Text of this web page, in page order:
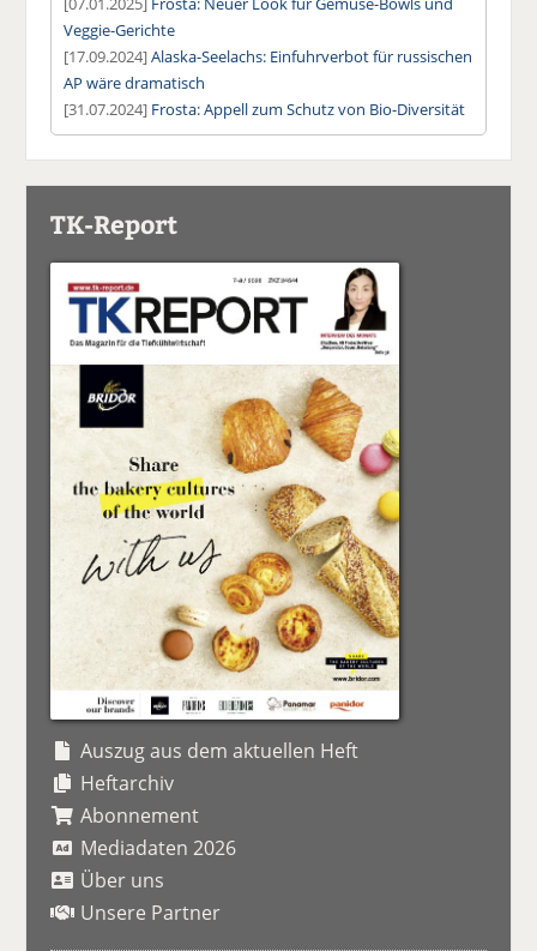
Veggie-Gerichte
[17.09.2024]Alaska-Seelachs: Einfuhrverbot für russischen
AP wäre dramatisch
[31.07.2024] Frosta: Appell zum Schutz von Bio-Diversität
TK-Report
Auszug aus dem aktuellen Heft
Heftarchiv
Abonnement
Mediadaten 2026
Über uns
Unsere Partner